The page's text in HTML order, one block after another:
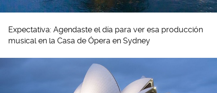
Expectativa: Agendaste el día para ver esa producción
musical en la Casa de Ópera en Sydney